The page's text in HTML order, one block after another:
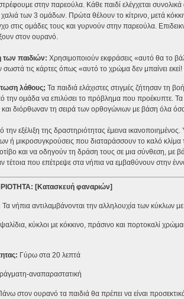
στην παρεούλα. Κάθε παιδί ελέγχεται
των 3 ομάδων. Πρώτα θέλουν το κίτρινο, μετά
στις ομάδες τους και γυρνούν στην παρεούλα.
στον ουρανό.
των παιδιών: Χρησιμοποιούν εκφράσεις «αυτό θα το
τις κάρτες όπως «αυτό το χρώμα δεν μπαίνει
λάθους; Τα παιδιά ελάχιστες στιγμές ζήτησαν τη
την ομάδα να επιλύσει το πρόβλημα που προέκυπτε.
διόρθωναν τη σειρά των ορθογώνιων με βάση όλα
την εξέλιξη της δραστηριότητας έμεινα
ή μικροσυγκρούσεις που διαταράσσουν το καλό
και να οδηγούν τη δράση τους σε μια σύνθεση, με
τέτοια που επέτρεψε στα νήπια να εμβαθύνουν στην
[Κατασκευή φαναριών]
Τα νήπια αντιλαμβάνονται την αλληλουχία των κύκλων
κύκλοι με κόκκινο, πράσινο και πορτοκαλί
Γύρω στα 20 λεπτά
αναπαραστατική
στον ουρανό τα παιδιά θα πρέπει να είναι